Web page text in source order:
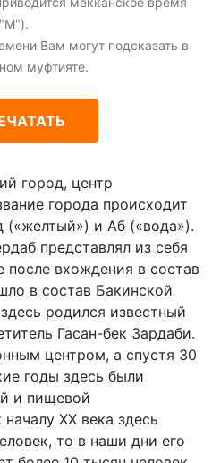
Вам могут подсказать в
муфтияте.
город, центр
города происходит
(«желтый») и Аб («вода»).
представлял из себя
после вхождения в состав
в состав Бакинской
родился известный
Гасан-бек Зардаби.
центром, а спустя 30
годы здесь были
и пищевой
XX века здесь
то в наши дни его